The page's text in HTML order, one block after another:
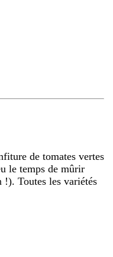
de tomates vertes
le temps de mûrir
!). Toutes les variétés